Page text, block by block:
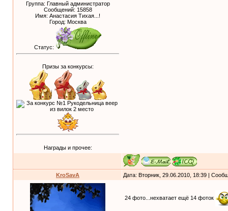
Группа: Главный администратор
Сообщений: 15858
Имя: Анастасия Тихая...!
Город: Москва
Статус:
Призы за конкурсы:
Награды и прочее:
KroSavA Дата: Вторник, 29.06.2010, 18:39 |
24 фото...нехватает ещё 14 фоток